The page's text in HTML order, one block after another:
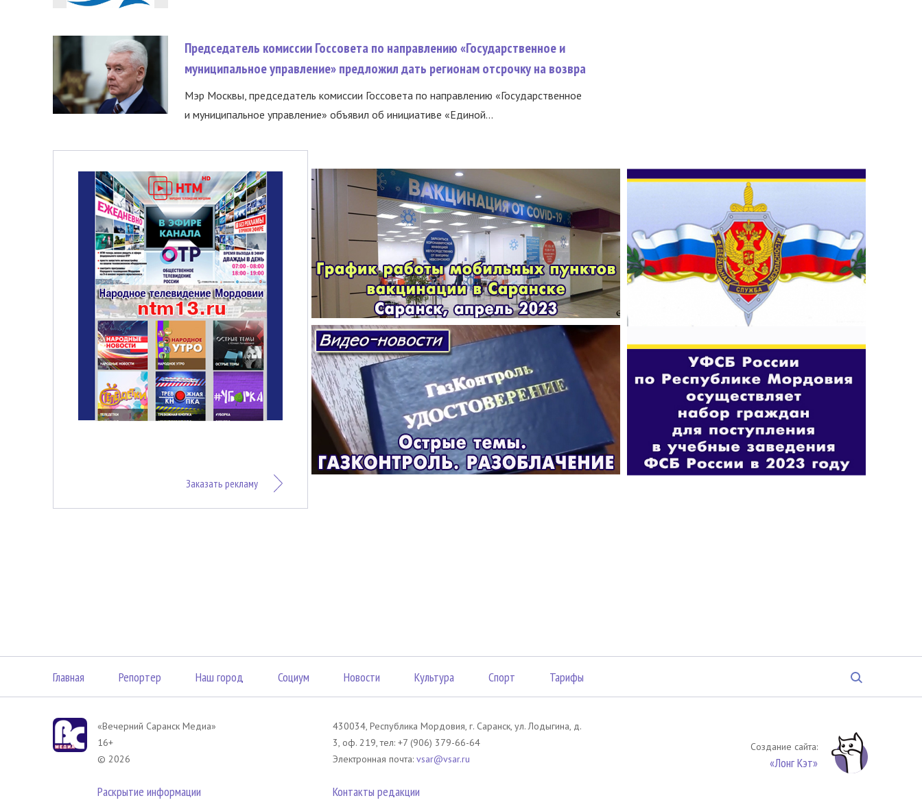
Председатель комиссии Госсовета по направлению «Государственное и
муниципальное управление» предложил дать регионам отсрочку на возвра
Мэр Москвы, председатель комиссии Госсовета по направлению «Государственное
и муниципальное управление» объявил об инициативе «Единой...
Заказать рекламу
Главная Репортер Наш город Социум Новости Культура Спорт Тарифы
«Вечерний Саранск Mедиа»
16+
© 2026
Раскрытие информации
430034, Республика Мордовия, г. Саранск, ул. Лодыгина, д.
3, оф. 219, тел: +7 (906) 379-66-64
Электронная почта: vsar@vsar.ru
Контакты редакции
Создание сайта:
«Лонг Кэт»